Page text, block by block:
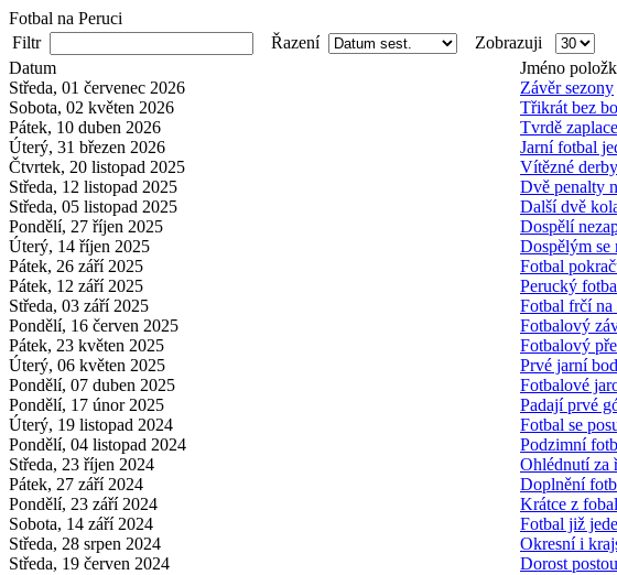
Fotbal na Peruci
Filtr
Řazení
Zobrazuji
Datum
Jméno
Středa, 01 červenec 2026
Závěr sezony
Sobota, 02 květen 2026
Třikrát bez
Pátek, 10 duben 2026
Tvrdě
Úterý, 31 březen 2026
Jarní fotbal
Čtvrtek, 20 listopad 2025
Vítězné derby
Středa, 12 listopad 2025
Dvě penalty
Středa, 05 listopad 2025
Další dvě
Pondělí, 27 říjen 2025
Dospělí
Úterý, 14 říjen 2025
Dospělým se
Pátek, 26 září 2025
Fotbal
Pátek, 12 září 2025
Perucký
Středa, 03 září 2025
Fotbal frčí
Pondělí, 16 červen 2025
Fotbalový
Pátek, 23 květen 2025
Fotbalový
Úterý, 06 květen 2025
Prvé jarní
Pondělí, 07 duben 2025
Fotbalové
Pondělí, 17 únor 2025
Padají prvé
Úterý, 19 listopad 2024
Fotbal se
Pondělí, 04 listopad 2024
Podzimní
Středa, 23 říjen 2024
Ohlédnutí za
Pátek, 27 září 2024
Doplnění
Pondělí, 23 září 2024
Krátce z
Sobota, 14 září 2024
Fotbal již
Středa, 28 srpen 2024
Okresní i
Středa, 19 červen 2024
Dorost